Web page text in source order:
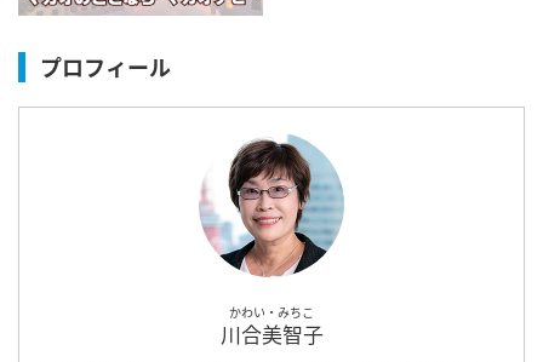
プロフィール
かわい・みちこ
川合美智子